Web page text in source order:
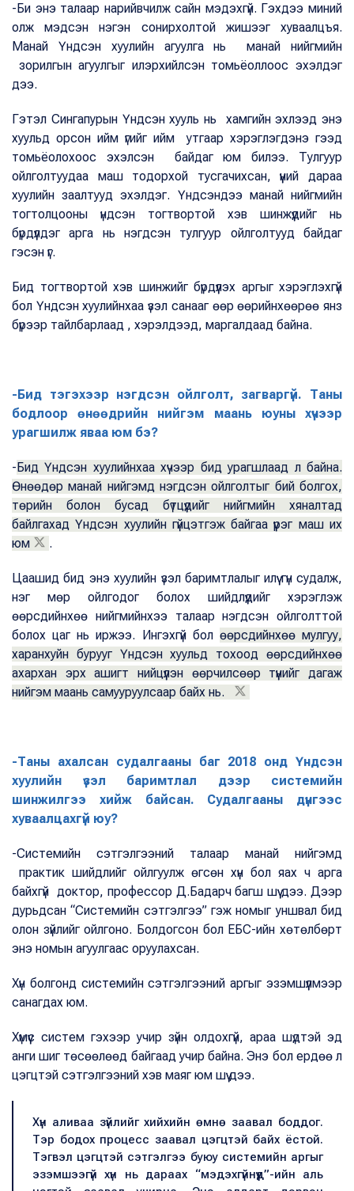
-Би энэ талаар нарийвчилж сайн мэдэхгүй. Гэхдээ миний
олж мэдсэн нэгэн сонирхолтой жишээг хуваалцъя.
Манай Үндсэн хуулийн агуулга нь манай нийгмийн
зорилгын агуулгыг илэрхийлсэн томьёоллоос эхэлдэг
дээ.
Гэтэл Сингапурын Үндсэн хууль нь хамгийн эхлээд энэ
хуульд орсон ийм үгийг ийм утгаар хэрэглэгдэнэ гээд
томьёолохоос эхэлсэн байдаг юм билээ. Тулгуур
ойлголтуудаа маш тодорхой тусгачихсан, үүний дараа
хуулийн заалтууд эхэлдэг. Үндсэндээ манай нийгмийн
тогтолцооны үндсэн тогтвортой хэв шинжүүдийг нь
бүрдүүлдэг арга нь нэгдсэн тулгуур ойлголтууд байдаг
гэсэн үг.
Бид тогтвортой хэв шинжийг бүрдүүлэх аргыг хэрэглэхгүй
бол Үндсэн хуулийнхаа үзэл санааг өөр өөрийнхөөрөө янз
бүрээр тайлбарлаад , хэрэлдээд, маргалдаад байна.
-Бид тэгэхээр нэгдсэн ойлголт, загваргүй. Таны
бодлоор өнөөдрийн нийгэм маань юуны хүчээр
урагшилж яваа юм бэ?
- Бид Үндсэн хуулийнхаа хүчээр бид урагшлаад л байна.
Өнөөдөр манай нийгэмд нэгдсэн ойлголтыг бий болгох,
төрийн болон бусад бүтцүүдийг нийгмийн хяналтад
байлгахад Үндсэн хуулийн гүйцэтгэж байгаа үүрэг маш их
юм
.
Цаашид бид энэ хуулийн үзэл баримтлалыг илүү гүн судалж,
нэг мөр ойлгодог болох шийдлүүдийг хэрэглэж
өөрсдийнхөө нийгмийнхээ талаар нэгдсэн ойлголттой
болох цаг нь иржээ. Ингэхгүй бол өөрсдийнхөө мулгуу,
харанхуйн бурууг Үндсэн хуульд тохоод өөрсдийнхөө
ахархан эрх ашигт нийцүүлэн өөрчилсөөр түүнийг дагаж
нийгэм маань самууруулсаар байх нь.
-Таны ахалсан судалгааны баг 2018 онд Үндсэн
хуулийн үзэл баримтлал дээр системийн
шинжилгээ хийж байсан. Судалгааны дүнгээс
хуваалцахгүй юу?
-Системийн сэтгэлгээний талаар манай нийгэмд
практик шийдлийг ойлгуулж өгсөн хүн бол яах ч арга
байхгүй доктор, профессор Д.Бадарч багш шүү дээ. Дээр
дурьдсан “Системийн сэтгэлгээ” гэж номыг уншвал бид
олон зүйлийг ойлгоно. Болдогсон бол ЕБС-ийн хөтөлбөрт
энэ номын агуулгаас оруулахсан.
Хүн болгонд системийн сэтгэлгээний аргыг эзэмшүүлмээр
санагдах юм.
Хүмүүс систем гэхээр учир зүйн олдохгүй, араа шүдтэй эд
анги шиг төсөөлөөд байгаад учир байна. Энэ бол ердөө л
цэгцтэй сэтгэлгээний хэв маяг юм шүү дээ.
Хүн аливаа зүйлийг хийхийн өмнө заавал боддог.
Тэр бодох процесс заавал цэгцтэй байх ёстой.
Тэгвэл цэгцтэй сэтгэлгээ буюу системийн аргыг
эзэмшээгүй хүн нь дараах “мэдэхгүйнүүд”-ийн аль